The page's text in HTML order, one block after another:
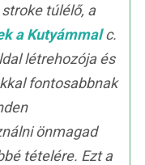
túlélő, a
a Kutyámmalc.
létrehozója és
fontosabbnak
önmagad
tételére. Ezt a